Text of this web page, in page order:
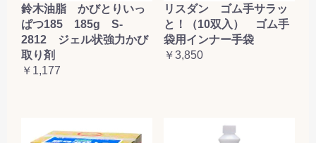
鈴木油脂 かびとりいっ
ぱつ185 185g S-
2812 ジェル状強力かび
取り剤
￥1,177
リスダン ゴム手サラッ
と！（10双入） ゴム手
袋用インナー手袋
￥3,850